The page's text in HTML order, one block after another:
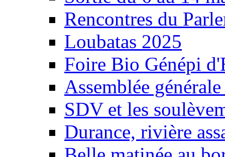
Rencontres du
Loubatas 2025
Foire Bio Génépi
Assemblée
SDV et les
Durance, rivière